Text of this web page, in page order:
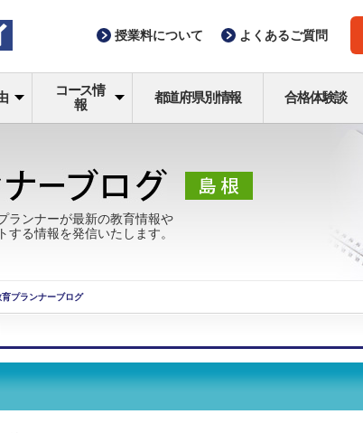
授業料について よくあるご質問
コース情
報
都道府県別情報 合格体験談
ランナーが最新の教育情報や
る情報を発信いたします。
プランナーブログ